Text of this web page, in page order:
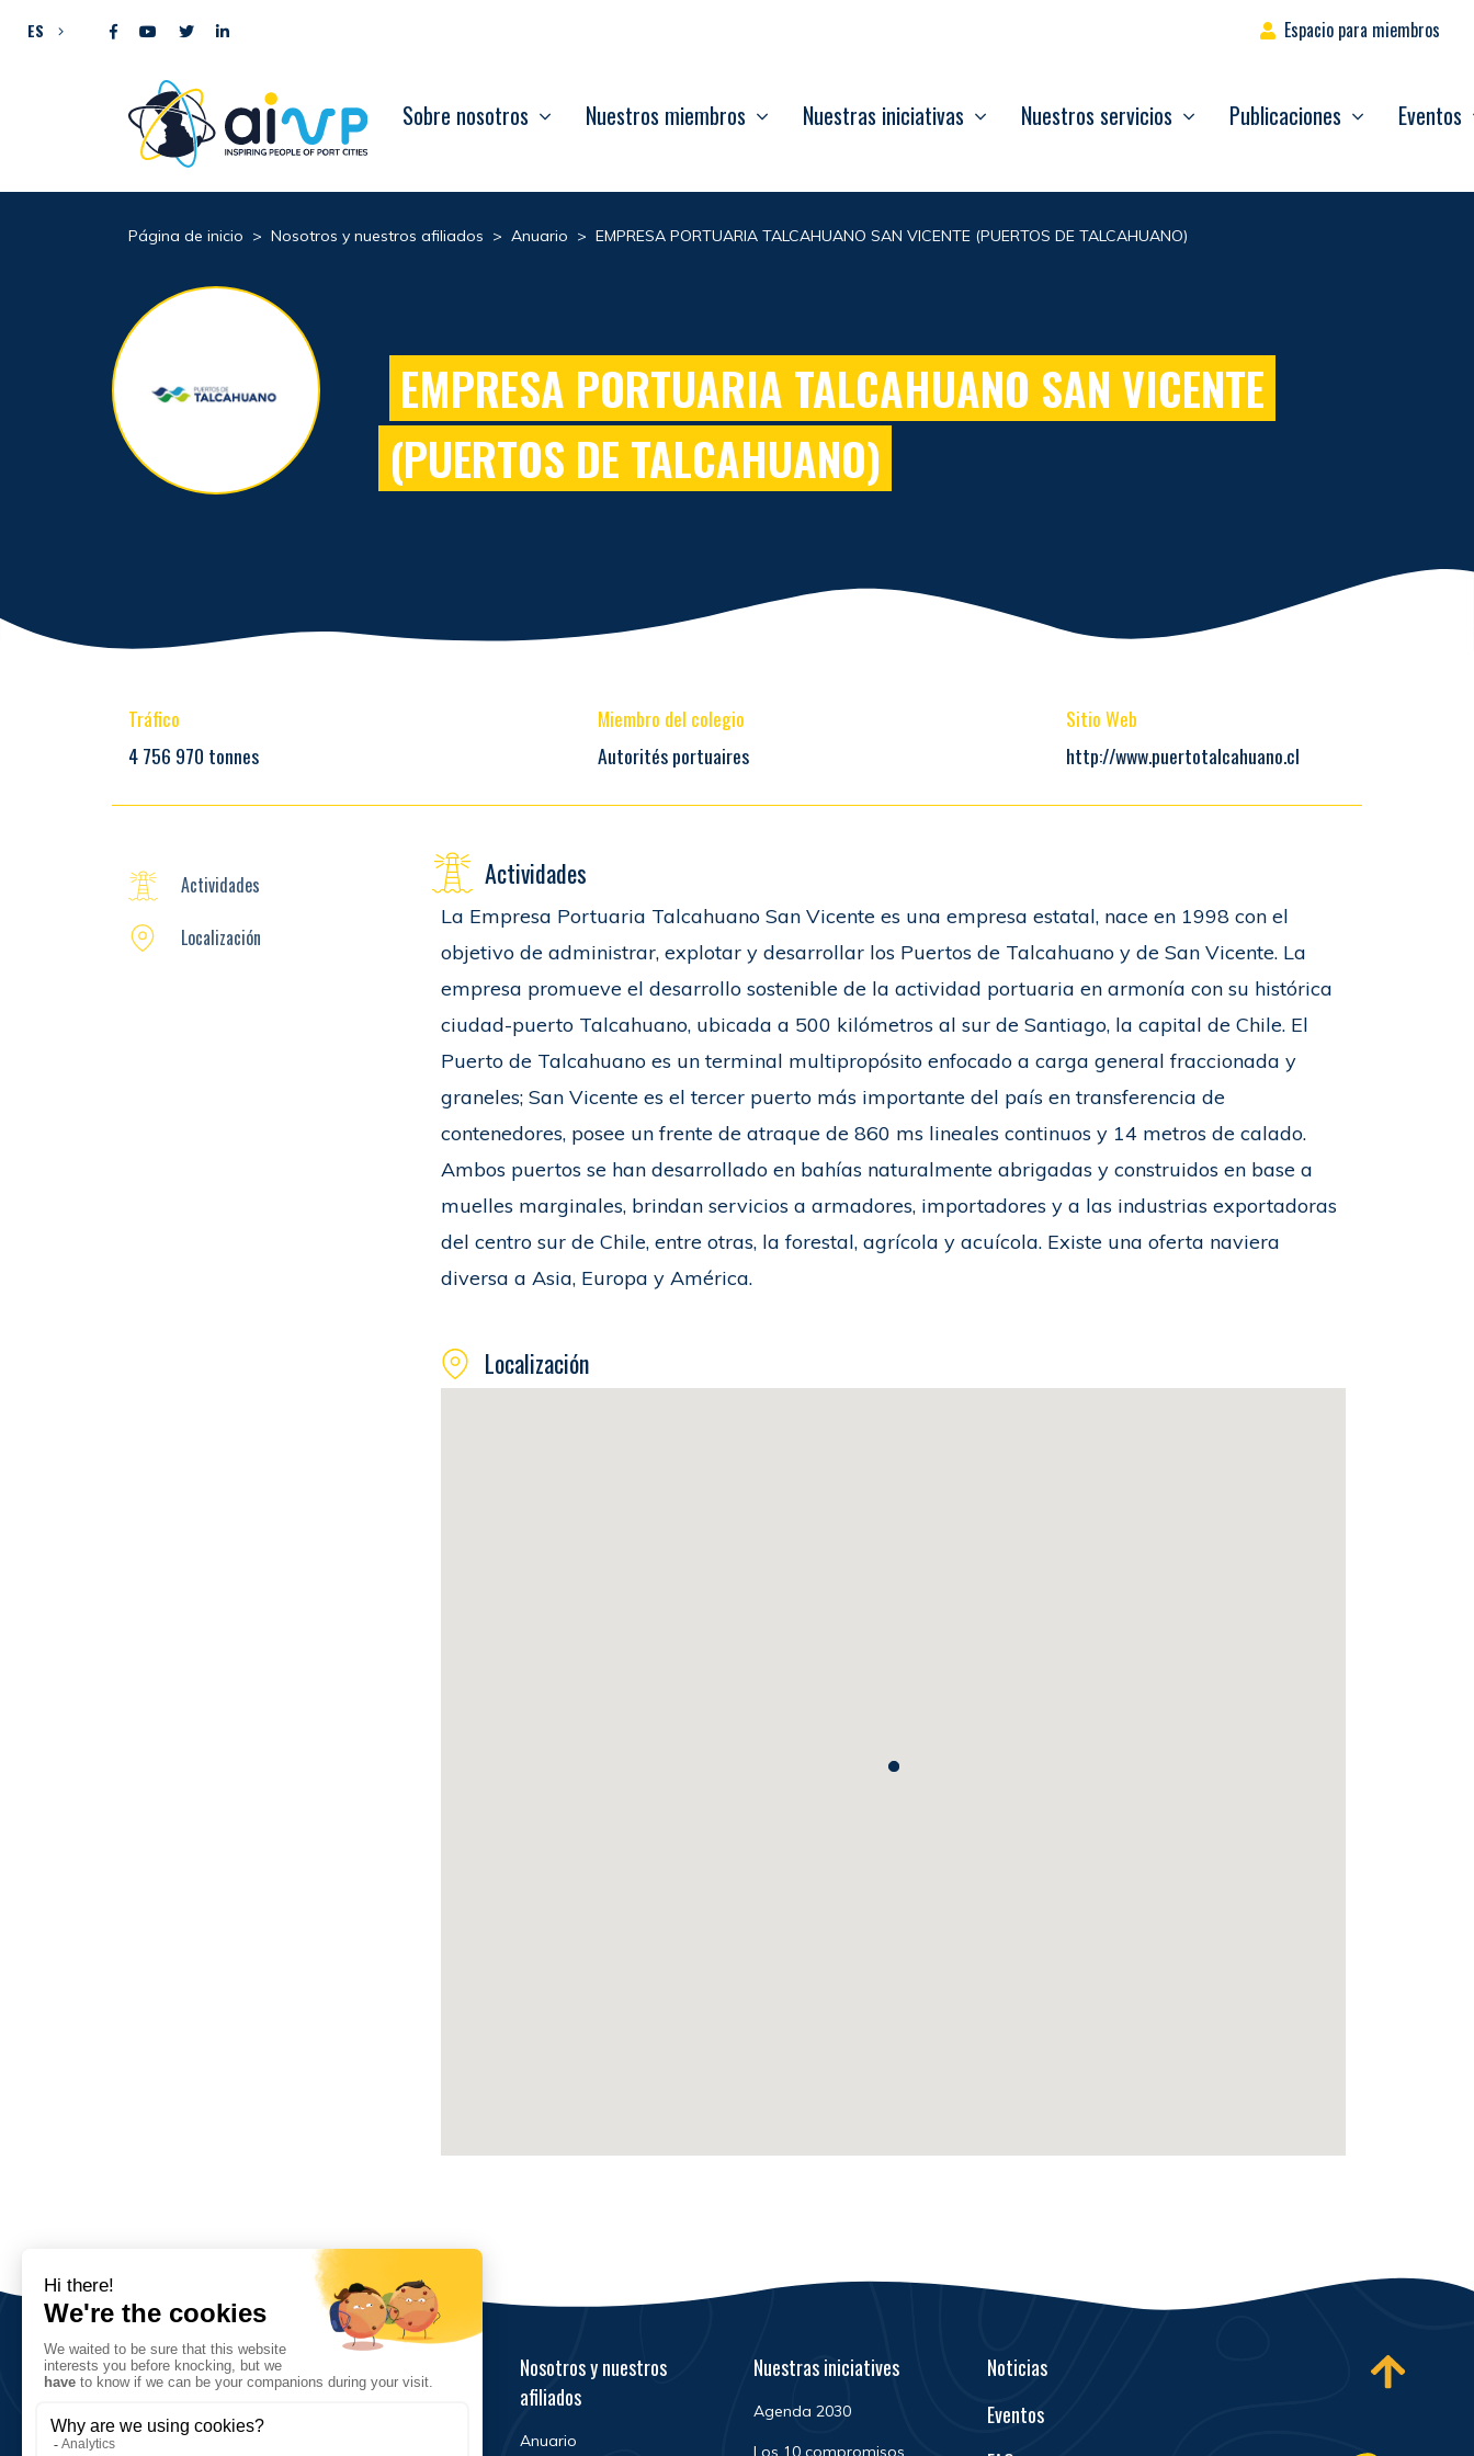
ES Espacio para miembros
Sobre nosotros Nuestros miembros Nuestras iniciativas Nuestros servicios Publicaciones Eventos
Página de inicio > Nosotros y nuestros afiliados > Anuario > EMPRESA PORTUARIA TALCAHUANO SAN VICENTE (PUERTOS DE TALCAHUANO)
EMPRESA PORTUARIA TALCAHUANO SAN VICENTE
(PUERTOS DE TALCAHUANO)
Tráfico
4 756 970 tonnes
Miembro del colegio
Autorités portuaires
Sitio Web
http://www.puertotalcahuano.cl
Actividades
La Empresa Portuaria Talcahuano San Vicente es una empresa estatal, nace en 1998 con el
objetivo de administrar, explotar y desarrollar los Puertos de Talcahuano y de San Vicente. La
empresa promueve el desarrollo sostenible de la actividad portuaria en armonía con su histórica
ciudad-puerto Talcahuano, ubicada a 500 kilómetros al sur de Santiago, la capital de Chile. El
Puerto de Talcahuano es un terminal multipropósito enfocado a carga general fraccionada y
graneles; San Vicente es el tercer puerto más importante del país en transferencia de
contenedores, posee un frente de atraque de 860 ms lineales continuos y 14 metros de calado.
Ambos puertos se han desarrollado en bahías naturalmente abrigadas y construidos en base a
muelles marginales, brindan servicios a armadores, importadores y a las industrias exportadoras
del centro sur de Chile, entre otras, la forestal, agrícola y acuícola. Existe una oferta naviera
diversa a Asia, Europa y América.
Localización
Actividades
Localización
Nosotros y nuestros
afiliados
Anuario
Nuestras iniciatives
Agenda 2030
Los 10 compromisos
Noticias
Eventos